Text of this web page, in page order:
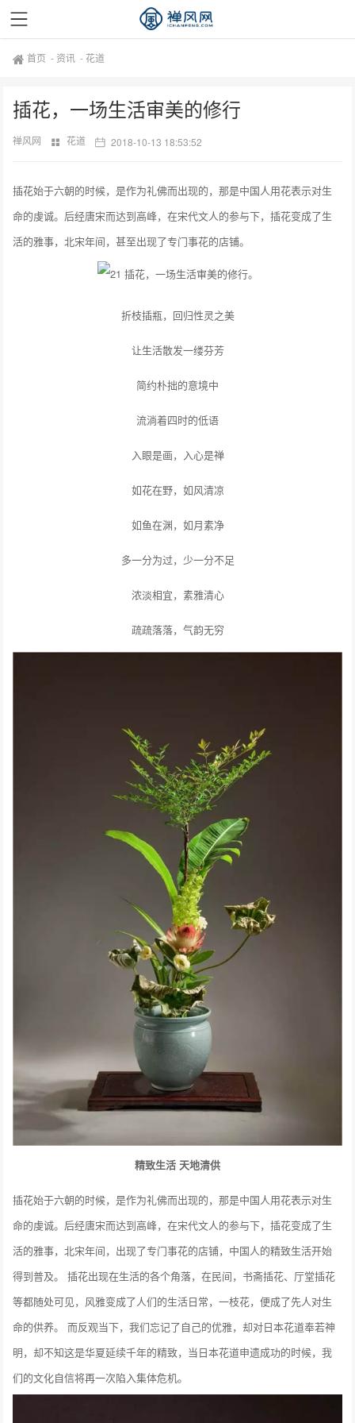
首页 - 资讯 -花道
插花，一场生活审美的修行
禅风网 花道 2018-10-13 18:53:52
插花始于六朝的时候，是作为礼佛而出现的，那是中国人用花表示对生
命的虔诚。后经唐宋而达到高峰，在宋代文人的参与下，插花变成了生
活的雅事，北宋年间，甚至出现了专门事花的店铺。
插花，一场生活审美的修行。
折枝插瓶，回归性灵之美
让生活散发一缕芬芳
简约朴拙的意境中
流淌着四时的低语
入眼是画，入心是禅
如花在野，如风清凉
如鱼在渊，如月素净
多一分为过，少一分不足
浓淡相宜，素雅清心
疏疏落落，气韵无穷
精致生活 天地清供
插花始于六朝的时候，是作为礼佛而出现的，那是中国人用花表示对生
命的虔诚。后经唐宋而达到高峰，在宋代文人的参与下，插花变成了生
活的雅事，北宋年间，出现了专门事花的店铺，中国人的精致生活开始
得到普及。 插花出现在生活的各个角落，在民间，书斋插花、厅堂插花
等都随处可见，风雅变成了人们的生活日常，一枝花，便成了先人对生
命的供养。 而反观当下，我们忘记了自己的优雅，却对日本花道奉若神
明，却不知这是华夏延续千年的精致，当日本花道申遗成功的时候，我
们的文化自信将再一次陷入集体危机。